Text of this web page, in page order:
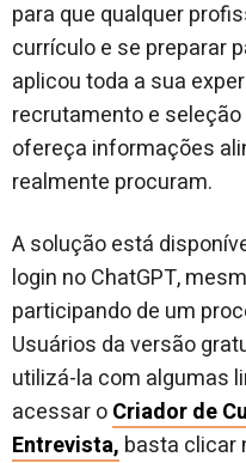
para que qualquer
currículo e se preparar
aplicou toda a sua
recrutamento e
ofereça informações
realmente procuram.
A solução está
login no ChatGPT,
participando de um
Usuários da versão
utilizá-la com algumas
acessar oCriador de
Entrevista, basta clicar